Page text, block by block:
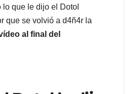
que le dijo el Dotol
que se volvió a d4ñ4r la
al final del